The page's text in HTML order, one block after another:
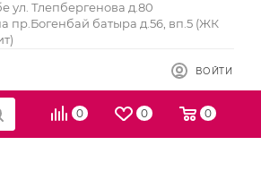
ул. Тлепбергенова д.80
пр.Богенбай батыра д.56, вп.5 (ЖК
ВОЙТИ
0 0 0